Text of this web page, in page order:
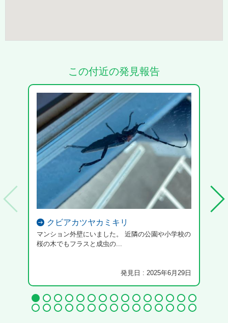
この付近の発見報告
クビアカツヤカミキリ
マンション外壁にいました。 近隣の公園や小学校の
桜の木でもフラスと成虫の...
発見日 : 2025年6月29日